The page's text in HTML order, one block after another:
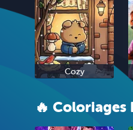
Cozy
🔥 Coloriages